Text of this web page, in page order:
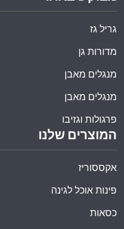
המוצרים שלנו
אקססוריז
פינות אוכל לגינה
כסאות
גריל גז
מדורות גן
מנגלים מאבן
מנגלים מאבן
פרגולות וגזיבו